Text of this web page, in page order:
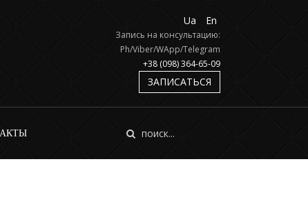
Ua En
Запись на консультацию:
Ph/Viber/WApp/Telegram
+38 (098) 364-65-09
ЗАПИСАТЬСЯ